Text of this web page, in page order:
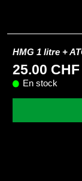
HMG 1 litre +
25.00 CHF
En stock